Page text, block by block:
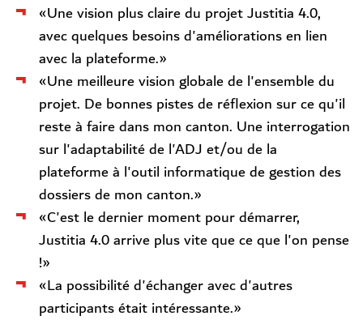
«Une vision plus claire du projet Justitia 4.0,
avec quelques besoins d'améliorations en lien
avec la plateforme.»
«Une meilleure vision globale de l'ensemble du
projet. De bonnes pistes de réflexion sur ce qu'il
reste à faire dans mon canton. Une interrogation
sur l'adaptabilité de l'ADJ et/ou de la
plateforme à l'outil informatique de gestion des
dossiers de mon canton.»
«C'est le dernier moment pour démarrer,
Justitia 4.0 arrive plus vite que ce que l'on pense
!»
«La possibilité d'échanger avec d'autres
participants était intéressante.»